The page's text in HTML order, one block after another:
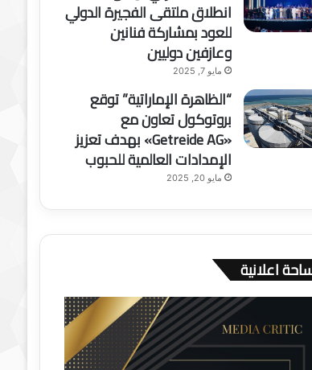
انطلاق ملتقى الفجيرة الدولي
للعود بمشاركة فنانين
وعازفين دوليين
مايو 7, 2025
“الظاهرة الإماراتية” توقع
بروتوكول تعاون مع
«Getreide AG» بهدف تعزيز
الإمدادات العالمية للحبوب
مايو 20, 2025
اعلانية